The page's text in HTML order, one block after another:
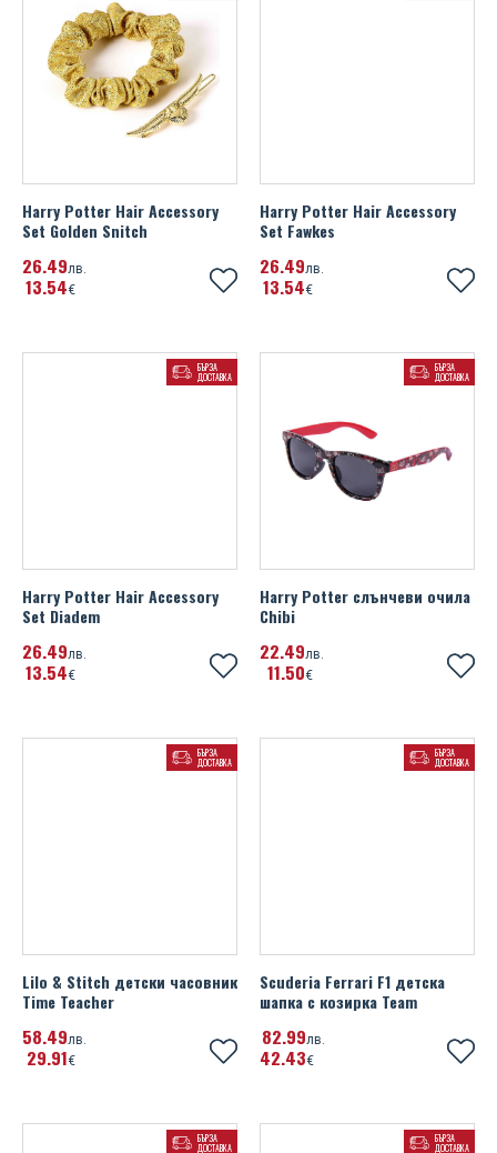
Harry Potter Hair Accessory
Set Golden Snitch
26 49лв.
13 54€
Harry Potter Hair Accessory
Set Fawkes
26 49лв.
13 54€
БЪРЗА
ДОСТАВКА
Harry Potter Hair Accessory
Set Diadem
26 49лв.
13 54€
БЪРЗА
ДОСТАВКА
Harry Potter слънчеви очила
Chibi
22 49лв.
11 50€
БЪРЗА
ДОСТАВКА
Lilo & Stitch детски часовник
Time Teacher
58 49лв.
29 91€
БЪРЗА
ДОСТАВКА
Scuderia Ferrari F1 детска
шапка с козирка Team
82 99лв.
42 43€
БЪРЗА
ДОСТАВКА
БЪРЗА
ДОСТАВКА